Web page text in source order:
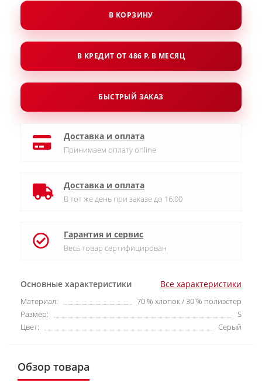
Основные характеристики Все характеристики
Материал:
70 % хлопок / 30 % полиэстер
Размер:
S
Цвет:
Серый
В КОРЗИНУ
В КРЕДИТ ОТ 486 Р. В МЕСЯЦ
БЫСТРЫЙ ЗАКАЗ
Доставка и оплата
Принимаем оплату online
Доставка и оплата
В тот же день при заказе до 16:00
Гарантия и сервис
Весь товар сертифицирован
Обзор товара